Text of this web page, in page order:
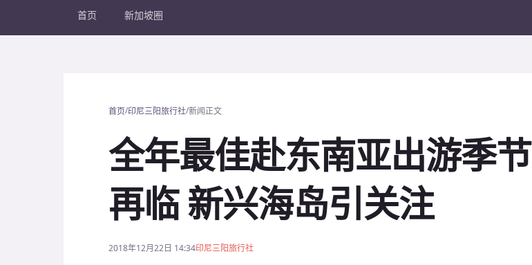
首页 新加坡圈
首页/印尼三阳旅行社/新闻正文
全年最佳赴东南亚出游季节
再临 新兴海岛引关注
2018年12月22日 14:34印尼三阳旅行社